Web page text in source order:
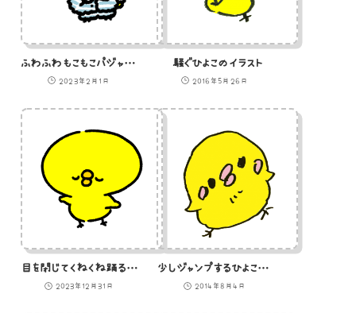
ふわふわもこもこパジャマを着たひよこのイラスト
2023年2月1日
騒ぐひよこのイラスト
2016年5月26日
目を閉じてくねくね踊るひよこのGIFアニメ
2023年12月31日
少しジャンプするひよこのイラスト
2014年8月4日